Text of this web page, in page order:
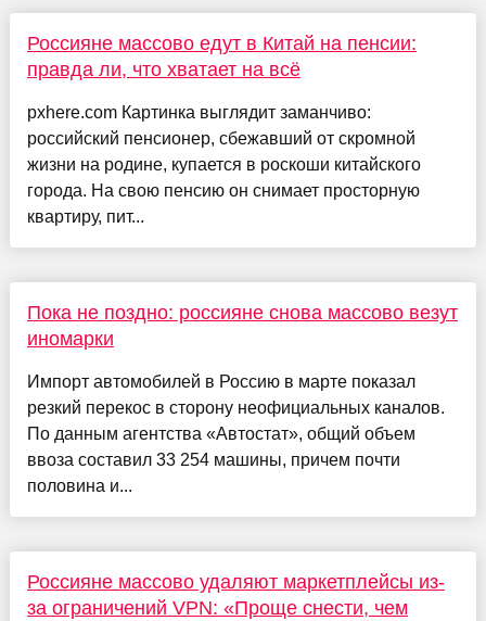
Россияне массово едут в Китай на пенсии:
правда ли, что хватает на всё
pxhere.com Картинка выглядит заманчиво:
российский пенсионер, сбежавший от скромной
жизни на родине, купается в роскоши китайского
города. На свою пенсию он снимает просторную
квартиру, пит...
Пока не поздно: россияне снова массово везут
иномарки
Импорт автомобилей в Россию в марте показал
резкий перекос в сторону неофициальных каналов.
По данным агентства «Автостат», общий объем
ввоза составил 33 254 машины, причем почти
половина и...
Россияне массово удаляют маркетплейсы из-
за ограничений VPN: «Проще снести, чем